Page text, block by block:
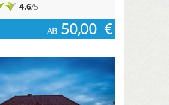
4.6/5
AB 50,00 €